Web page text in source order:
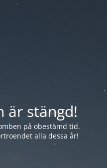
är stängd!
på obestämd tid.
alla dessa år!